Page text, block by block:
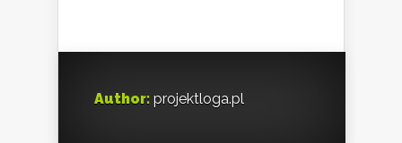
Author: projektloga.pl